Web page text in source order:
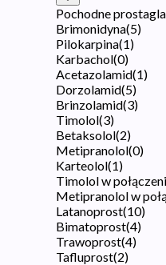
Pochodne
Brimonidyna(5)
Pilokarpina(1)
Karbachol(0)
Acetazolamid(1)
Dorzolamid(5)
Brinzolamid(3)
Timolol(3)
Betaksolol(2)
Metipranolol(0)
Karteolol(1)
Timolol w
Metipranolol w
Latanoprost(10)
Bimatoprost(4)
Trawoprost(4)
Tafluprost(2)